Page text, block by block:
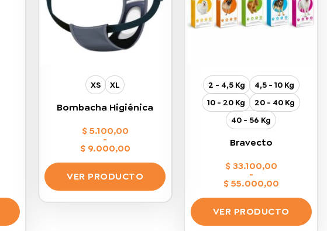
XS XL
Bombacha Higiénica
$5.100,00
-
$9.000,00
Rango
de
precios:
desde
$ 5.100,00
$ 9.000,00
VER PRODUCTO
2 - 4,5 Kg
4,5 - 10 Kg
10 - 20 Kg
20 - 40 Kg
40 - 56 Kg
Bravecto
$33.100,00
-
$55.000,00
Rango
de
precios:
desde
$ 33.100,00
VER PRODUCTO